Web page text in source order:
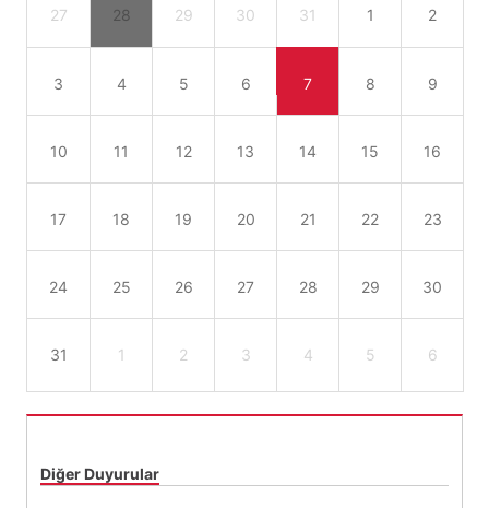
27 28 29 30 31 1 2
3 4 5 6 7 8 9
10 11 12 13 14 15 16
17 18 19 20 21 22 23
24 25 26 27 28 29 30
31 1 2 3 4 5 6
Diğer Duyurular